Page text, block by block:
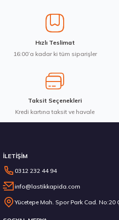
Ürün bilgilerinde hatalar bulunuyor.
Ürün fiyatı diğer sitelerden daha
Bu ürüne benzer farklı alternatifler
Waterfall 215/50R17 95W XL Unique UHP
Hızlı Teslimat
16:00’a kadar ki tüm siparişler
Taksit Seçenekleri
Kredi kartına taksit ve havale
İLETİŞİM
0312 232 44 94
info@lastikkapida.com
Yücetepe Mah. Spor Park Cad. No:20